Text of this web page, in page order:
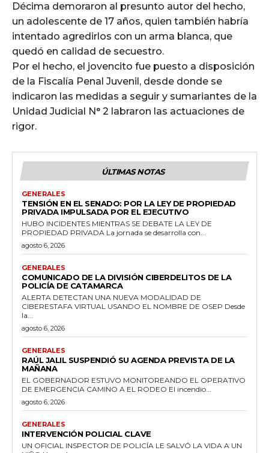
Décima demoraron al presunto autor del hecho,
un adolescente de 17 años, quien también habría
intentado agredirlos con un arma blanca, que
quedó en calidad de secuestro.
Por el hecho, el jovencito fue puesto a disposición
de la Fiscalía Penal Juvenil, desde donde se
indicaron las medidas a seguir y sumariantes de la
Unidad Judicial N° 2 labraron las actuaciones de
rigor.
ÚLTIMAS NOTAS
GENERALES
TENSIÓN EN EL SENADO: POR LA LEY DE PROPIEDAD
PRIVADA IMPULSADA POR EL EJECUTIVO
HUBO INCIDENTES MIENTRAS SE DEBATE LA LEY DE
PROPIEDAD PRIVADA La jornada se desarrolla con...
agosto 6, 2026
GENERALES
COMUNICADO DE LA DIVISIÓN CIBERDELITOS DE LA
POLICÍA DE CATAMARCA
ALERTA DETECTAN UNA NUEVA MODALIDAD DE
CIBERESTAFA VIRTUAL USANDO EL NOMBRE DE OSEP Desde
la...
agosto 6, 2026
GENERALES
RAÚL JALIL SUSPENDIÓ SU AGENDA PREVISTA DE LA
MAÑANA
EL GOBERNADOR ESTUVO MONITOREANDO EL OPERATIVO
DE EMERGENCIA CAMINO A EL RODEO El incendio...
agosto 6, 2026
GENERALES
INTERVENCIÓN POLICIAL CLAVE
UN OFICIAL INSPECTOR DE POLICÍA LE SALVÓ LA VIDA A UN